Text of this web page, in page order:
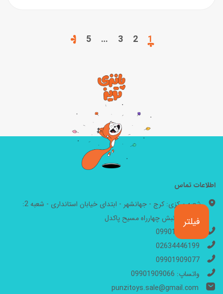
فیلتر
1
2
3
…
5
اطلاعات تماس
شعبه مرکزی: کرج - جهانشهر - ابتدای خیابان استانداری - شعبه 2:
مهرشهر - نبش چهارراه مسیح پاکدل
09901909066
02634446199
09901909077
واتساپ: 09901909066
punzitoys.sale@gmail.com